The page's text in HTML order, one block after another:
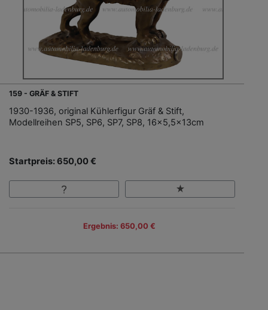
159 - GRÄF & STIFT
1930-1936, original Kühlerfigur Gräf & Stift,
Modellreihen SP5, SP6, SP7, SP8, 16x5,5x13cm
Startpreis: 650,00 €
Ergebnis: 650,00 €